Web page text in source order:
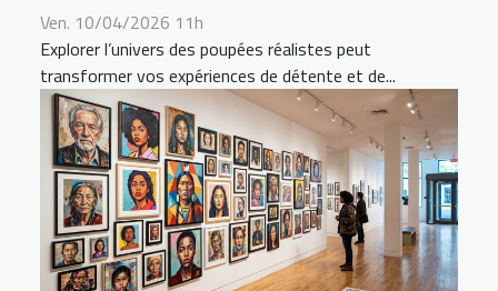
Ven. 10/04/2026 11h
Explorer l’univers des poupées réalistes peut
transformer vos expériences de détente et de...